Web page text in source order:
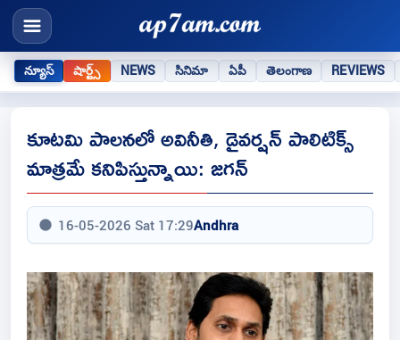
న్యూస్ షార్ట్స్ NEWS సినిమా ఏపీ తెలంగాణ REVIEWS
కూటమి పాలనలో అవినీతి, డైవర్షన్ పాలిటిక్స్
మాత్రమే కనిపిస్తున్నాయి: జగన్
16-05-2026 Sat 17:29Andhra